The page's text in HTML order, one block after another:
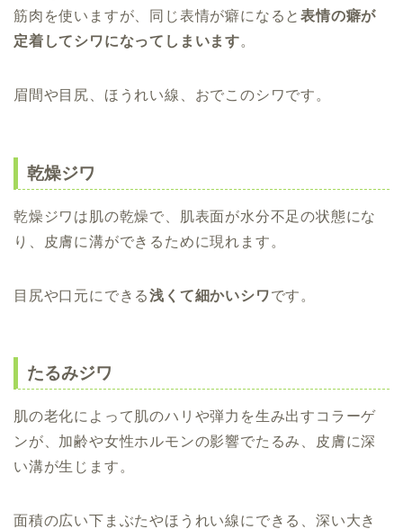
筋肉を使いますが、同じ表情が癖になると表情の癖が
定着してシワになってしまいます。
眉間や目尻、ほうれい線、おでこのシワです。
乾燥ジワ
乾燥ジワは肌の乾燥で、肌表面が水分不足の状態にな
り、皮膚に溝ができるために現れます。
目尻や口元にできる浅くて細かいシワです。
たるみジワ
肌の老化によって肌のハリや弾力を生み出すコラーゲ
ンが、加齢や女性ホルモンの影響でたるみ、皮膚に深
い溝が生じます。
面積の広い下まぶたやほうれい線にできる、深い大き